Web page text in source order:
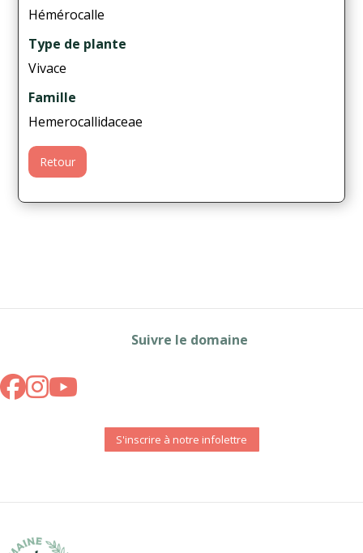
Hémérocalle
Type de plante
Vivace
Famille
Hemerocallidaceae
Retour
Suivre le domaine
S'inscrire à notre infolettre